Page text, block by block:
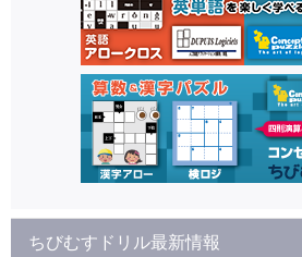
ちびむすドリル最新情報